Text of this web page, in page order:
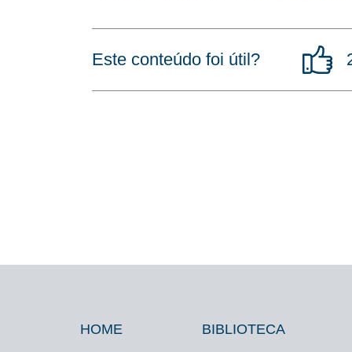
Este conteúdo foi útil?
Footer
HOME
Footer
BIBLIOTECA
Footer